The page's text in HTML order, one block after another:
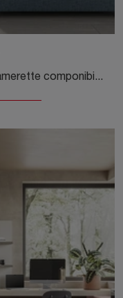
Arreda stanzette design con le Camerette componibili Colombini Casa! Il modello Golf Y115 in melaminico è per ragazzi.